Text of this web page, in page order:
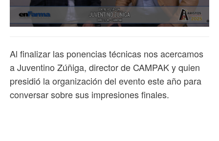
Al finalizar las ponencias técnicas nos acercamos
a Juventino Zúñiga, director de CAMPAK y quien
presidió la organización del evento este año para
conversar sobre sus impresiones finales.